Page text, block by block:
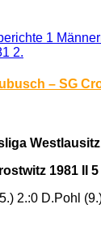
1
2.
– SG
1981 II 5
2.:0 D.Pohl